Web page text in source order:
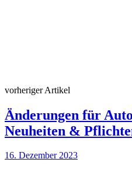
vorheriger Artikel
Änderungen für
Neuheiten &
16. Dezember 2023